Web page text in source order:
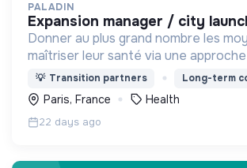
PALADIN
expansion manager / city
Donner au plus grand nombre les
maîtriser leur santé via une
de la prévention et la prise en
personnes tout au long de leur vie
l’entreprise.
💡 Transition partners Long-term
Paris, France Health
22 days ago